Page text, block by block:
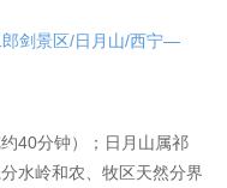
剑景区/日月山/西宁—
40分钟）；日月山属祁
水岭和农、牧区天然分界